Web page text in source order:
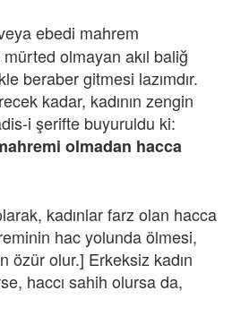
veya ebedi mahrem
olmayan akıl baliğ
beraber gitmesi lazımdır.
kadar, kadının zengin
i şerifte buyuruldu ki:
olmadan hacca
kadınlar farz olan hacca
hac yolunda ölmesi,
özür olur.] Erkeksiz kadın
haccı sahih olursa da,